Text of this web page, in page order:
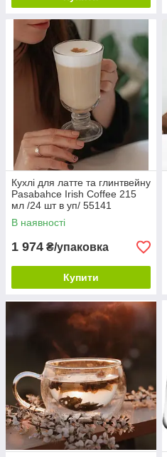
Кухлі для латте та глинтвейну
Pasabahce Irish Coffee 215
мл /24 шт в уп/ 55141
В наявності
1 974 ₴/упаковка
Купити